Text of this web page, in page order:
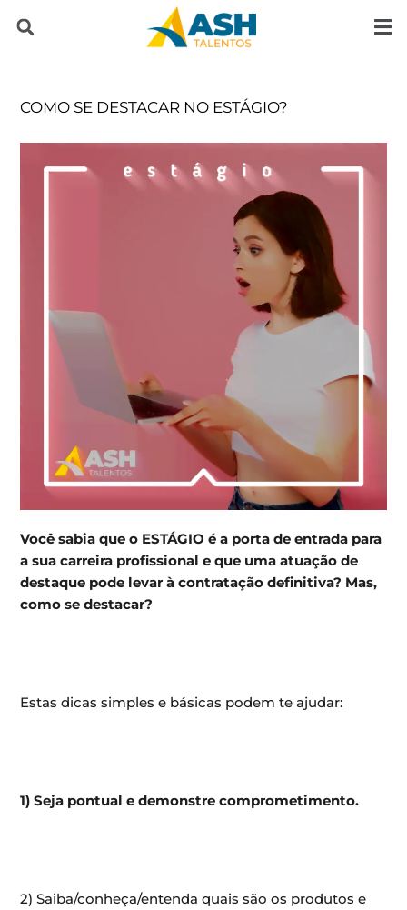
conteúdo
COMO SE DESTACAR NO ESTÁGIO?
Você sabia que o ESTÁGIO é a porta de entrada para
a sua carreira profissional e que uma atuação de
destaque pode levar à contratação definitiva? Mas,
como se destacar?
Estas dicas simples e básicas podem te ajudar:
1) Seja pontual e demonstre comprometimento.
2) Saiba/conheça/entenda quais são os produtos e